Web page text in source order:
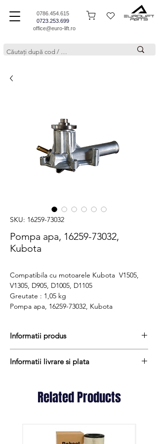
0786.454.615
0723.253.699
office@euro-lift.ro
SKU: 16259-73032
Pompa apa, 16259-73032,
Kubota
Compatibila cu motoarele Kubota V1505,
V1305, D905, D1005, D1105
Greutate : 1,05 kg
Pompa apa, 16259-73032, Kubota
Informatii produs
livrare
Cod produs : 16259-73032
Informatii livrare si plata
expediate in termen de 1 - 2 zile lucratoare
iar termenul de livrare pentru produsele
Courier. Daca preferati livrarea prin
alta firma de curierat, va rugam sa ne
Related Products